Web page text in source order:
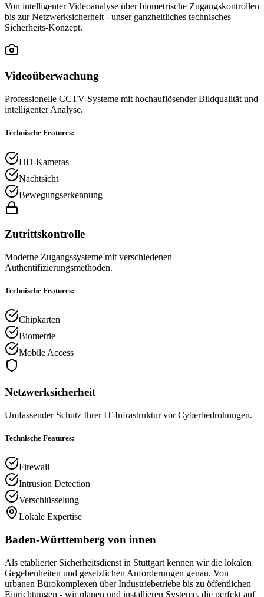
Von intelligenter Videoanalyse über biometrische Zugangskontrollen
bis zur Netzwerksicherheit - unser ganzheitliches technisches
Sicherheits-Konzept.
Videoüberwachung
Professionelle CCTV-Systeme mit hochauflösender Bildqualität und
intelligenter Analyse.
Technische Features:
HD-Kameras
Nachtsicht
Bewegungserkennung
Zutrittskontrolle
Moderne Zugangssysteme mit verschiedenen
Authentifizierungsmethoden.
Technische Features:
Chipkarten
Biometrie
Mobile Access
Netzwerksicherheit
Umfassender Schutz Ihrer IT-Infrastruktur vor Cyberbedrohungen.
Technische Features:
Firewall
Intrusion Detection
Verschlüsselung
Lokale Expertise
Baden-Württemberg von innen
Als etablierter Sicherheitsdienst in Stuttgart kennen wir die lokalen
Gegebenheiten und gesetzlichen Anforderungen genau. Von
urbanen Bürokomplexen über Industriebetriebe bis zu öffentlichen
Einrichtungen - wir planen und installieren Systeme, die perfekt auf